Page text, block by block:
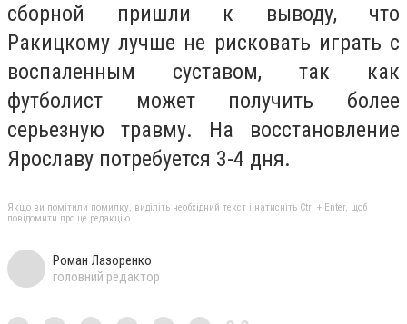
сборной пришли к выводу, что
Ракицкому лучше не рисковать играть с
воспаленным суставом, так как
футболист может получить более
серьезную травму. На восстановление
Ярославу потребуется 3-4 дня.
Якщо ви помітили помилку, виділіть необхідний текст і натисніть Ctrl + Enter, щоб
повідомити про це редакцію
Роман Лазоренко
головний редактор